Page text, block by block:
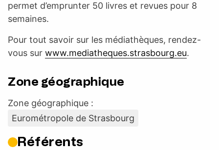
permet d’emprunter 50 livres et revues pour 8
semaines.
Pour tout savoir sur les médiathèques, rendez-
vous sur www.mediatheques.strasbourg.eu.
Zone géographique
Zone géographique :
Eurométropole de Strasbourg
Référents